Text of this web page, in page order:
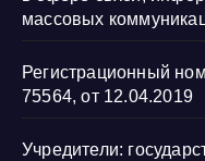
массовых
Регистрационный
75564, от 12.04.2019
Учредители: